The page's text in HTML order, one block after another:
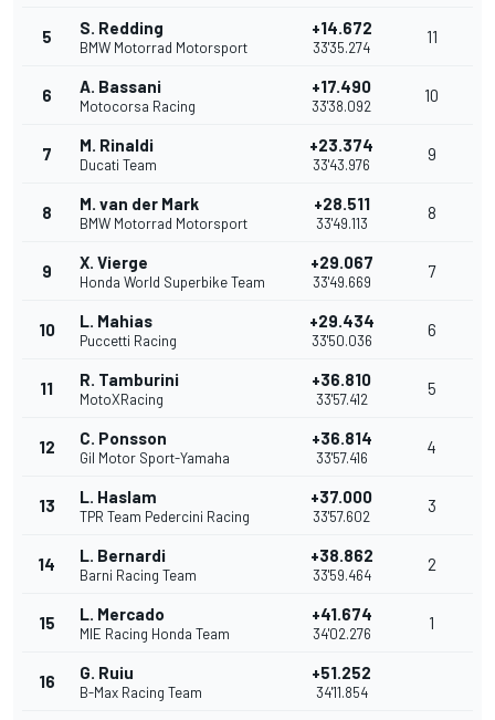
5 S. Redding
BMW Motorrad Motorsport
+14.672
33'35.274
11
6 A. Bassani
Motocorsa Racing
+17.490
33'38.092
10
7 M. Rinaldi
Ducati Team
+23.374
33'43.976
9
8 M. van der Mark
BMW Motorrad Motorsport
+28.511
33'49.113
8
9 X. Vierge
Honda World Superbike Team
+29.067
33'49.669
7
10 L. Mahias
Puccetti Racing
+29.434
33'50.036
6
11 R. Tamburini
MotoXRacing
+36.810
33'57.412
5
12 C. Ponsson
Gil Motor Sport-Yamaha
+36.814
33'57.416
4
13 L. Haslam
TPR Team Pedercini Racing
+37.000
33'57.602
3
14 L. Bernardi
Barni Racing Team
+38.862
33'59.464
2
15 L. Mercado
MIE Racing Honda Team
+41.674
34'02.276
1
16 G. Ruiu
B-Max Racing Team
+51.252
34'11.854